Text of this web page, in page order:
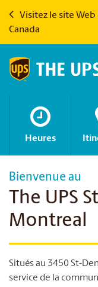
Visitez le site Web
Canada
Heures
Bienvenue au
The UPS
Montreal
Situés au 3450 St-
service de la